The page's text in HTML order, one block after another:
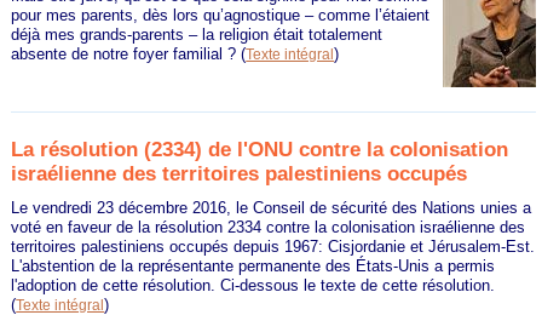
pour mes parents, dès lors qu’agnostique – comme l’étaient
déjà mes grands-parents – la religion était totalement
absente de notre foyer familial ?(Texte intégral)
La résolution (2334) de l'ONU contre la colonisation
israélienne des territoires palestiniens occupés
Le vendredi 23 décembre 2016, le Conseil de sécurité des Nations unies a
voté en faveur de la résolution 2334 contre la colonisation israélienne des
territoires palestiniens occupés depuis 1967: Cisjordanie et Jérusalem-Est.
L'abstention de la représentante permanente des États-Unis a permis
l'adoption de cette résolution. Ci-dessous le texte de cette résolution.
(Texte intégral)